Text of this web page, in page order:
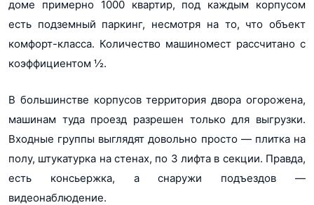
доме примерно 1000 квартир, под каждым корпусом
есть подземный паркинг, несмотря на то, что объект
комфорт-класса. Количество машиномест рассчитано с
коэффициентом ½.
В большинстве корпусов территория двора огорожена,
машинам туда проезд разрешен только для выгрузки.
Входные группы выглядят довольно просто — плитка на
полу, штукатурка на стенах, по 3 лифта в секции. Правда,
есть консьержка, а снаружи подъездов —
видеонаблюдение.